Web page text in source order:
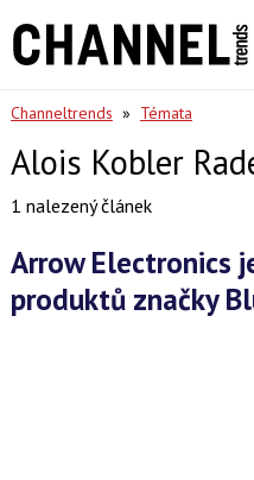
Channeltrends » Témata
Alois Kobler
1 nalezený článek
Arrow Electronics je distributorem
produktů značky